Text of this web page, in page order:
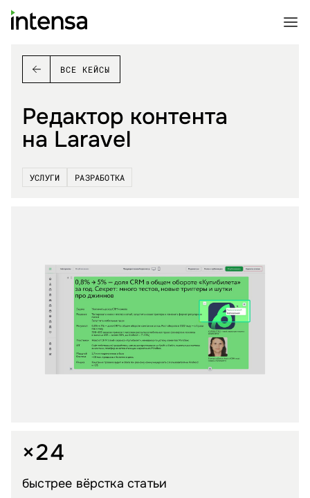
ВСЕ КЕЙСЫ
Редактор контента
на Laravel
УСЛУГИ РАЗРАБОТКА
×24
быстрее вёрстка статьи